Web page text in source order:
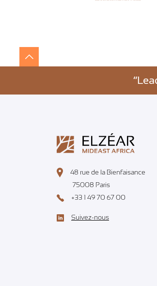
48 rue de la Bienfaisance
75008 Paris
+33 1 49 70 67 00
Suivez-nous